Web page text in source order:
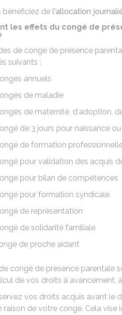
bénéficiez de l'allocation
les effets du congé de
de congé de présence
suivants :
annuels
de maladie
de maternité, d'adoption,
de 3 jours pour naissance
de formation
pour validation des acquis
pour bilan de compétences
pour formation syndicale
de représentation
de solidarité familiale
de proche aidant
congé de présence parentale
de vos droits à avancement,
vos droits acquis avant le
raison de votre congé. Cela